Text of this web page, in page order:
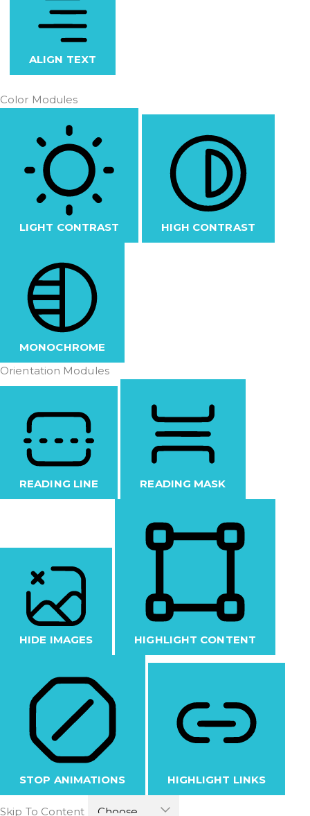
ALIGN TEXT
Color Modules
LIGHT CONTRAST HIGH CONTRAST
MONOCHROME
Orientation Modules
READING LINE READING MASK
HIDE IMAGES HIGHLIGHT CONTENT
STOP ANIMATIONS HIGHLIGHT LINKS
Skip To Content